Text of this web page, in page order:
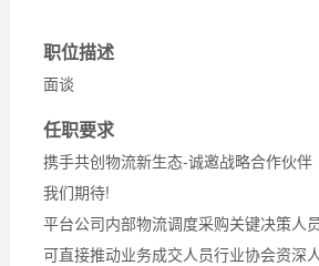
职位描述
面谈
任职要求
携手共创物流新生态-诚邀战略合作伙伴
我们期待!
平台公司内部物流调度采购关键决策人
可直接推动业务成交人员行业协会资深